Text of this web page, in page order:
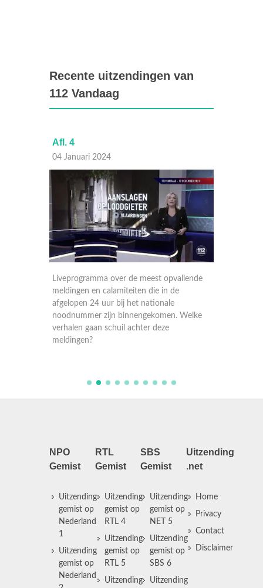
Recente uitzendingen van
112 Vandaag
Afl. 4
04 Januari 2024
Liveprogramma over de meest opvallende
meldingen en calamiteiten die in de
afgelopen 24 uur bij het nationale
noodnummer zijn binnengekomen. Welke
verhalen gaan schuil achter deze
meldingen?
NPO
Gemist
Uitzending
gemist op
Nederland
1
Uitzending
gemist op
Nederland
RTL
Gemist
Uitzending
gemist op
RTL 4
Uitzending
gemist op
RTL 5
Uitzending
SBS
Gemist
Uitzending
gemist op
NET 5
Uitzending
gemist op
SBS 6
Uitzending
Uitzending
.net
Home
Privacy
Contact
Disclaimer